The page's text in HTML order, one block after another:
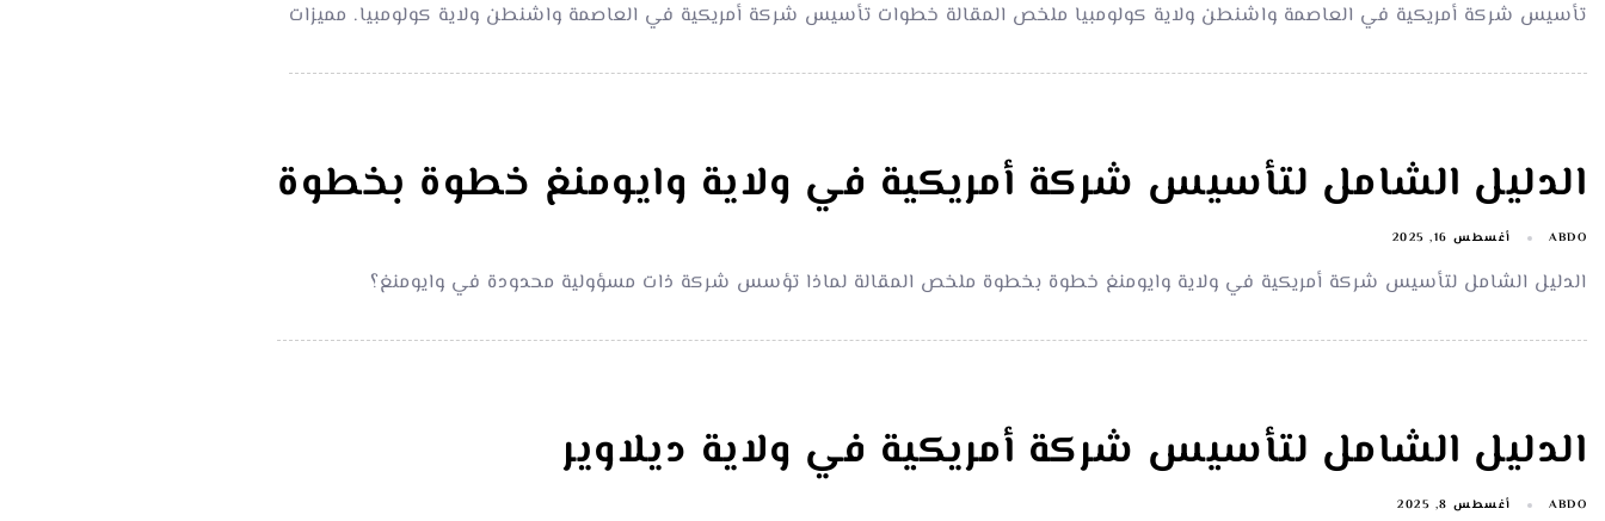
تأسيس شركة أمريكية في العاصمة واشنطن ولاية كولومبيا ملخص المقالة خطوات تأسيس شركة أمريكية في العاصمة واشنطن ولاية كولومبيا. مميزات
الدليل الشامل لتأسيس شركة أمريكية في ولاية وايومنغ خطوة بخطوة
ABDO أغسطس 16, 2025
الدليل الشامل لتأسيس شركة أمريكية في ولاية وايومنغ خطوة بخطوة ملخص المقالة لماذا تؤسس شركة ذات مسؤولية محدودة في وايومنغ؟
الدليل الشامل لتأسيس شركة أمريكية في ولاية ديلاوير
ABDO أغسطس 8, 2025